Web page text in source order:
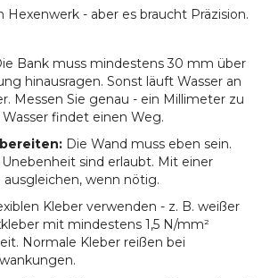
- aber es braucht Präzision.
Bank muss mindestens 30 mm über
hinausragen. Sonst läuft Wasser an
Messen Sie genau - ein Millimeter zu
findet einen Weg.
Die Wand muss eben sein.
sind erlaubt. Mit einer
ausgleichen, wenn nötig.
Kleber verwenden - z. B. weißer
mit mindestens 1,5 N/mm²
Normale Kleber reißen bei